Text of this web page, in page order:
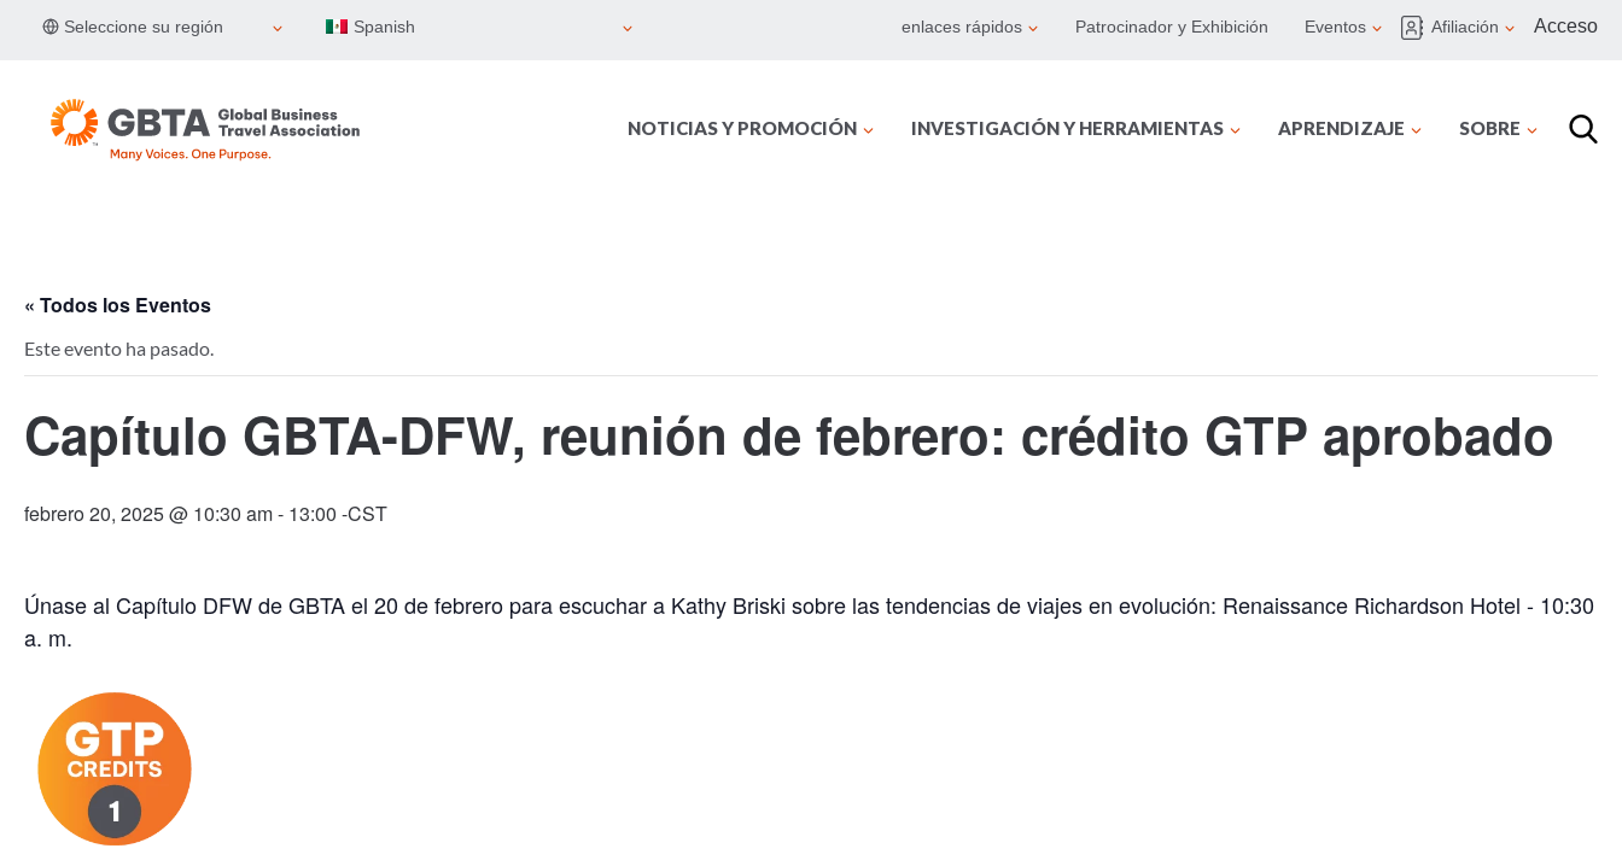
Seleccione su región Spanish enlaces rápidos Patrocinador y Exhibición Eventos Afiliación Acceso
NOTICIAS Y PROMOCIÓN INVESTIGACIÓN Y HERRAMIENTAS APRENDIZAJE SOBRE
« Todos los Eventos
Este evento ha pasado.
Capítulo GBTA-DFW, reunión de febrero: crédito GTP aprobado
febrero 20, 2025 @ 10:30 am- 13:00 -CST
Únase al Capítulo DFW de GBTA el 20 de febrero para escuchar a Kathy Briski sobre las tendencias de viajes en evolución: Renaissance Richardson Hotel - 10:30
a. m.